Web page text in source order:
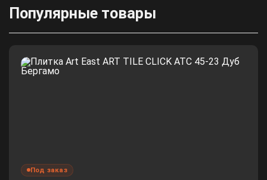
Популярные товары
Под заказ